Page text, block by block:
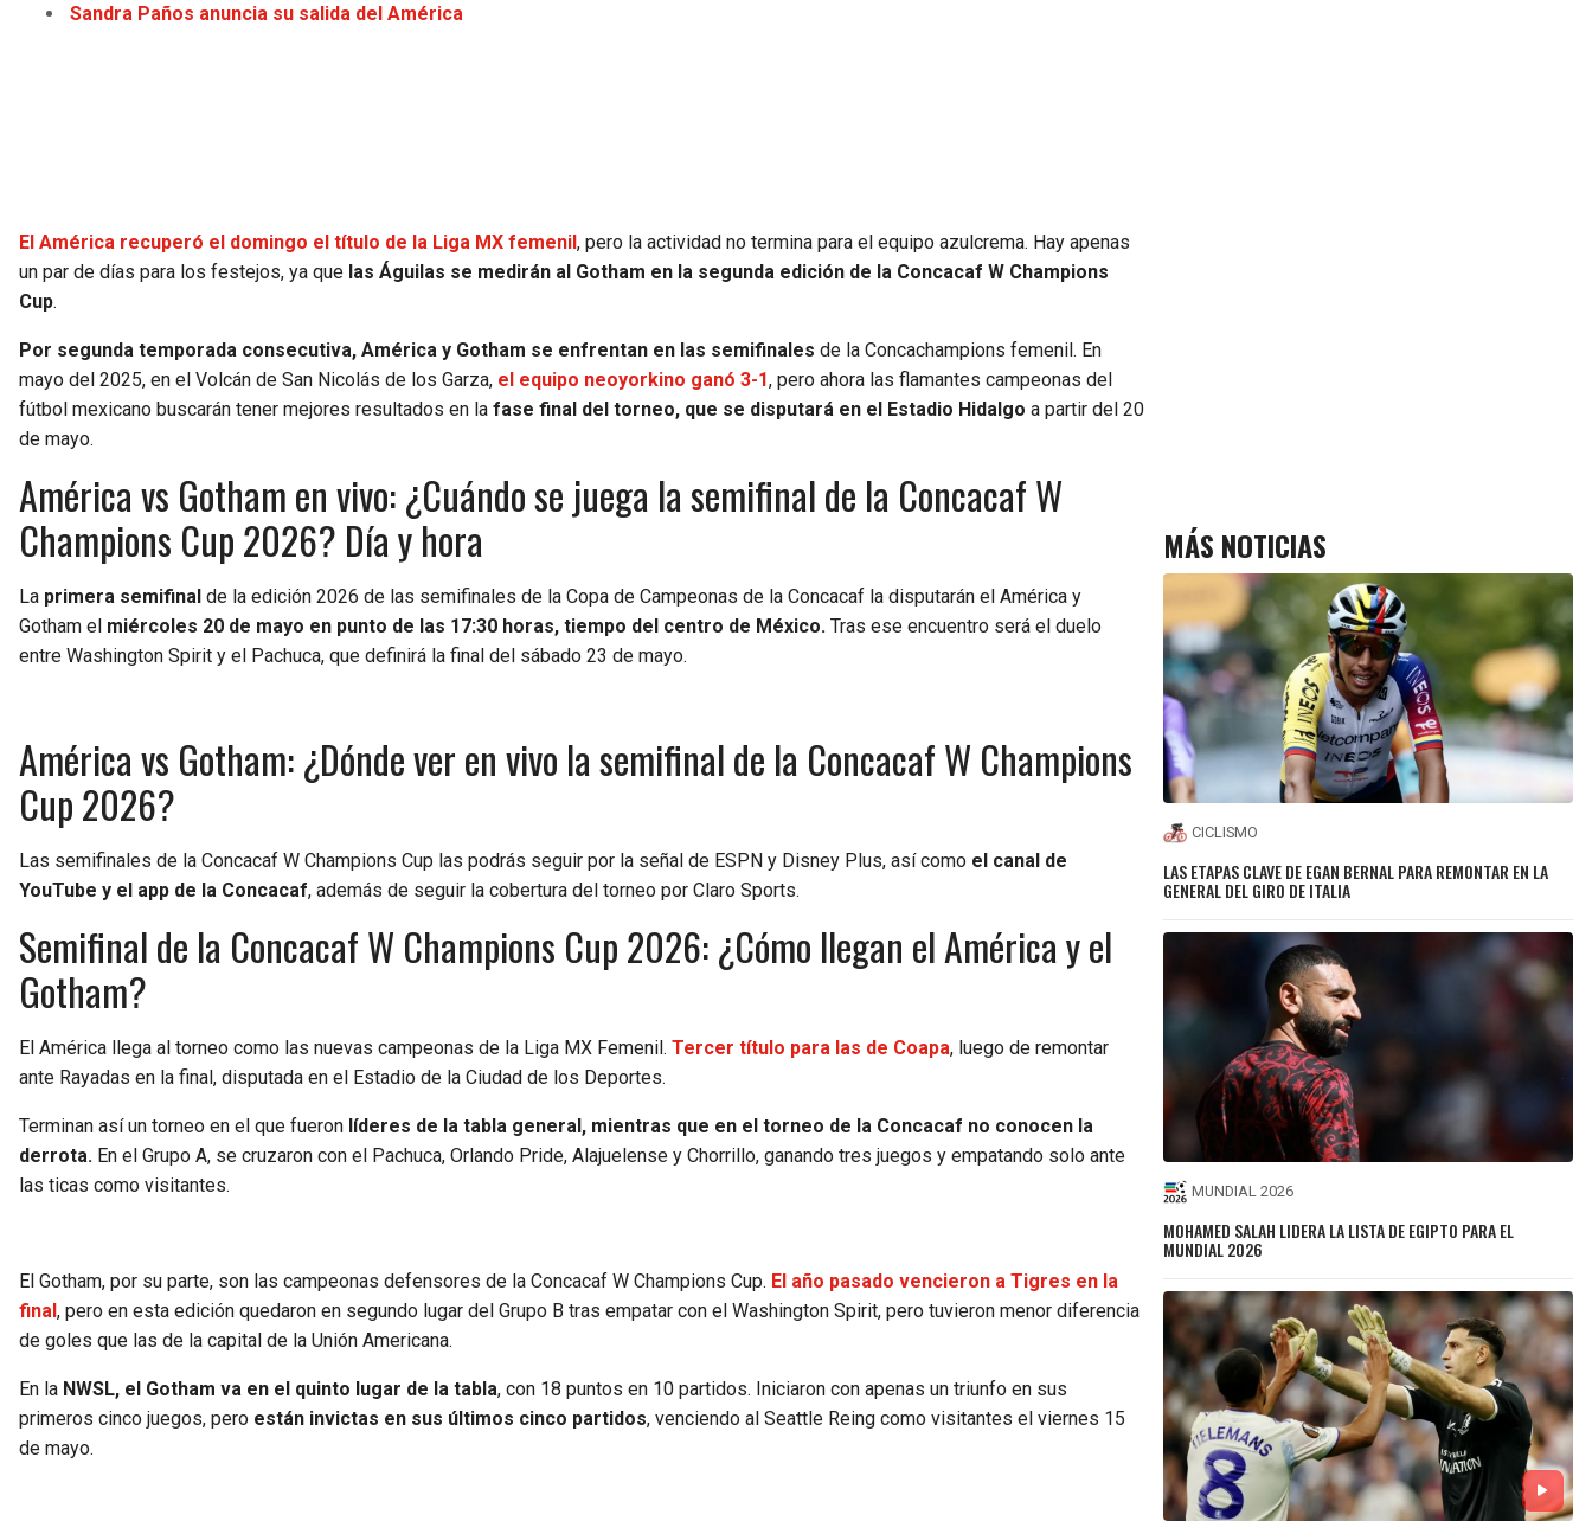
Sandra Paños anuncia su salida del América
El América recuperó el domingo el título de la Liga MX femenil, pero la actividad no termina para el equipo azulcrema. Hay apenas
un par de días para los festejos, ya que las Águilas se medirán al Gotham en la segunda edición de la Concacaf W Champions
Cup.
Por segunda temporada consecutiva, América y Gotham se enfrentan en las semifinales de la Concachampions femenil. En
mayo del 2025, en el Volcán de San Nicolás de los Garza, el equipo neoyorkino ganó 3-1, pero ahora las flamantes campeonas del
fútbol mexicano buscarán tener mejores resultados en la fase final del torneo, que se disputará en el Estadio Hidalgo a partir del 20
de mayo.
América vs Gotham en vivo: ¿Cuándo se juega la semifinal de la Concacaf W
Champions Cup 2026? Día y hora
La primera semifinal de la edición 2026 de las semifinales de la Copa de Campeonas de la Concacaf la disputarán el América y
Gotham el miércoles 20 de mayo en punto de las 17:30 horas, tiempo del centro de México. Tras ese encuentro será el duelo
entre Washington Spirit y el Pachuca, que definirá la final del sábado 23 de mayo.
América vs Gotham: ¿Dónde ver en vivo la semifinal de la Concacaf W Champions
Cup 2026?
Las semifinales de la Concacaf W Champions Cup las podrás seguir por la señal de ESPN y Disney Plus, así como el canal de
YouTube y el app de la Concacaf, además de seguir la cobertura del torneo por Claro Sports.
Semifinal de la Concacaf W Champions Cup 2026: ¿Cómo llegan el América y el
Gotham?
El América llega al torneo como las nuevas campeonas de la Liga MX Femenil. Tercer título para las de Coapa, luego de remontar
ante Rayadas en la final, disputada en el Estadio de la Ciudad de los Deportes.
Terminan así un torneo en el que fueron líderes de la tabla general, mientras que en el torneo de la Concacaf no conocen la
derrota. En el Grupo A, se cruzaron con el Pachuca, Orlando Pride, Alajuelense y Chorrillo, ganando tres juegos y empatando solo ante
las ticas como visitantes.
El Gotham, por su parte, son las campeonas defensores de la Concacaf W Champions Cup. El año pasado vencieron a Tigres en la
final, pero en esta edición quedaron en segundo lugar del Grupo B tras empatar con el Washington Spirit, pero tuvieron menor diferencia
de goles que las de la capital de la Unión Americana.
En la NWSL, el Gotham va en el quinto lugar de la tabla, con 18 puntos en 10 partidos. Iniciaron con apenas un triunfo en sus
primeros cinco juegos, pero están invictas en sus últimos cinco partidos, venciendo al Seattle Reing como visitantes el viernes 15
de mayo.
MÁS NOTICIAS
CICLISMO
LAS ETAPAS CLAVE DE EGAN BERNAL PARA REMONTAR EN LA
GENERAL DEL GIRO DE ITALIA
MUNDIAL 2026
MOHAMED SALAH LIDERA LA LISTA DE EGIPTO PARA EL
MUNDIAL 2026